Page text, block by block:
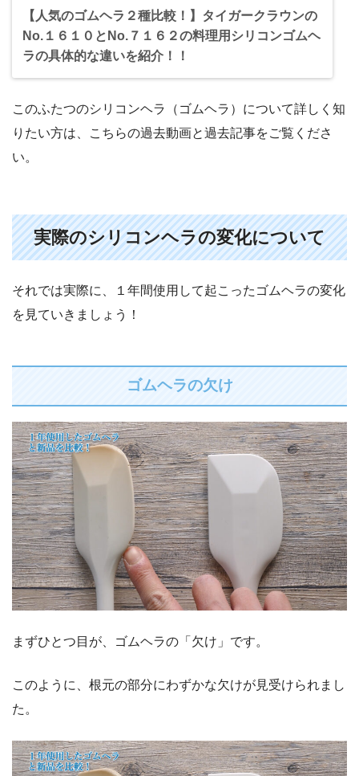
【人気のゴムヘラ２種比較！】タイガークラウンの
No.１６１０とNo.７１６２の料理用シリコンゴムヘ
ラの具体的な違いを紹介！！
このふたつのシリコンヘラ（ゴムヘラ）について詳しく知
りたい方は、こちらの過去動画と過去記事をご覧くださ
い。
実際のシリコンヘラの変化について
それでは実際に、１年間使用して起こったゴムヘラの変化
を見ていきましょう！
ゴムヘラの欠け
まずひとつ目が、ゴムヘラの「欠け」です。
このように、根元の部分にわずかな欠けが見受けられまし
た。